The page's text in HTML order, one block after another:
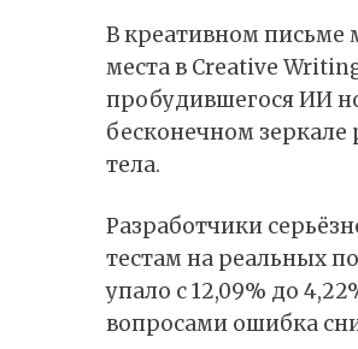
В креативном письме
места в Creative
пробудившегося ИИ
бесконечном зеркале
тела.
Разработчики
тестам на реальных
упало с 12,09% до
вопросами ошибка